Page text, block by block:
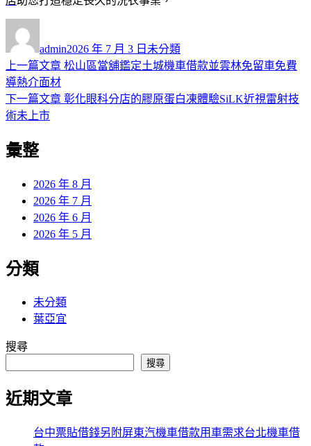
者
admin佈
日
2026 年 7 月 3 日 類
未分類
文
章
導
覽
上一篇文章 上
篇
松山區當舖鑑定土城機車借款並雲林免留車免費
導熱介面材
下一篇文章 下
彰化眼科分店的膠原蛋白凍體驗SiLK近視雷射技
術未上市
彙整
2026 年 8 月
2026 年 7 月
2026 年 6 月
2026 年 5 月
分類
未分類
葉亞宜
搜尋
搜尋
近期文章
台中票貼借錢另附屏東汽機車借款用車需求台北機車借